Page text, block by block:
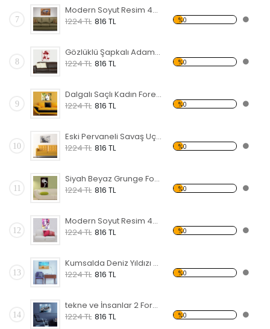
7
Modern Soyut Resim 46 Forex Tablo
1224 TL 816 TL %0
8
Gözlüklü Şapkalı Adam Forex Tablo
1224 TL 816 TL %0
9
Dalgalı Saçlı Kadın Forex Tablo
1224 TL 816 TL %0
10
Eski Pervaneli Savaş Uçağı Forex Tablo
1224 TL 816 TL %0
11
Siyah Beyaz Grunge Forex Tablo
1224 TL 816 TL %0
12
Modern Soyut Resim 45 Forex Tablo
1224 TL 816 TL %0
13
Kumsalda Deniz Yıldızı Forex Tablo
1224 TL 816 TL %0
14
tekne ve İnsanlar 2 Forex Tablo
1224 TL 816 TL %0